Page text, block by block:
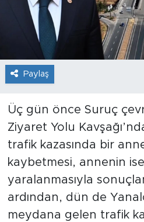
Paylaş
Üç gün önce Suruç
Ziyaret Yolu
trafik kazasında bir
kaybetmesi, annenin ise
yaralanmasıyla
ardından, dün de
meydana gelen trafik